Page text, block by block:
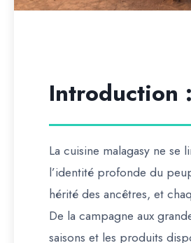
Introduction
La cuisine malagasy ne
l’identité profonde du
hérité des ancêtres, et
De la campagne aux
saisons et les produits